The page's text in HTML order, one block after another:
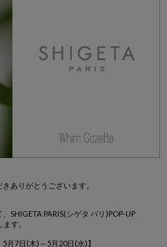
ありがとうございます。
SHIGETA PARIS(シゲタ パリ)POP-UP
す。
月7日(木)～5月20日(水)】